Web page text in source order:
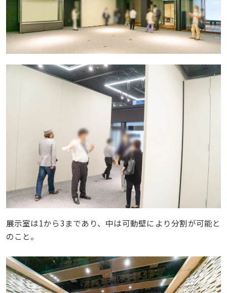
展示室は1から3まであり、中は可動壁により分割が可能と
のこと。